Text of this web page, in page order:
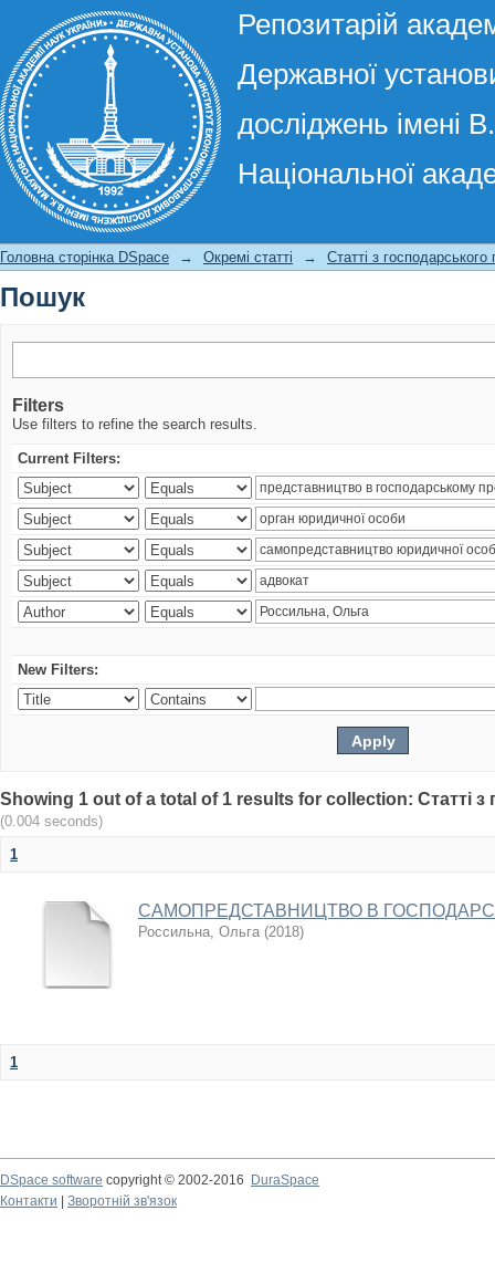
Репозитарій
Державної
досліджень імені
Національної
Пошук
Головна сторінка DSpace → Окремі статті → Статті з господарського
Пошук
Filters
Use filters to refine the search results.
Current Filters:
New Filters:
Showing 1 out of a total of 1 results for collection: Статті з
(0.004 seconds)
1
САМОПРЕДСТАВНИЦТВО В
Россильна, Ольга (2018)
1
DSpace software copyright © 2002-2016
DuraSpace
Контакти
Зворотній зв'язок